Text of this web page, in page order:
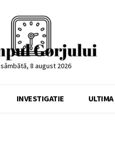
sâmbătă, 8 august 2026
INVESTIGATIE ULTIMA